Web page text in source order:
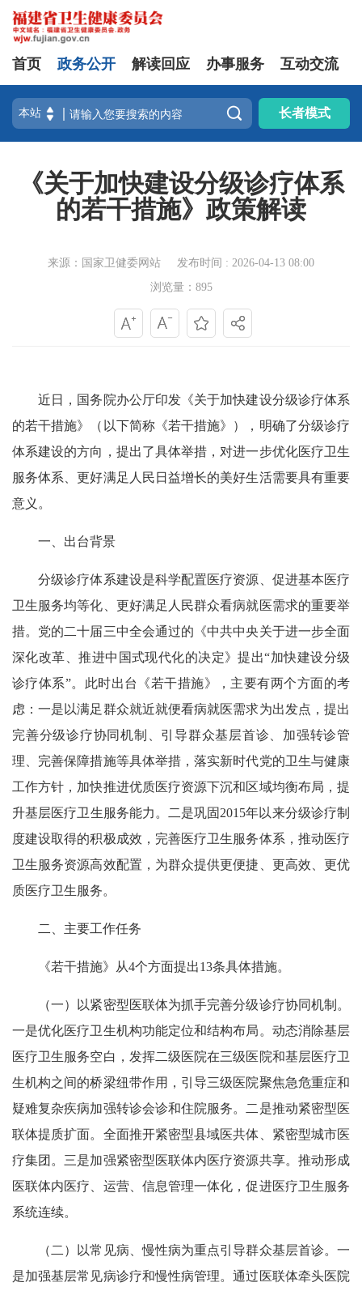
首页 政务公开 解读回应 办事服务 互动交流
 长者模式
《关于加快建设分级诊疗体系
的若干措施》政策解读
来源：国家卫健委网站
发布时间 : 2026-04-13 08:00
浏览量：895
近日，国务院办公厅印发《关于加快建设分级诊疗体系
的若干措施》（以下简称《若干措施》），明确了分级诊疗
体系建设的方向，提出了具体举措，对进一步优化医疗卫生
服务体系、更好满足人民日益增长的美好生活需要具有重要
意义。
一、出台背景
分级诊疗体系建设是科学配置医疗资源、促进基本医疗
卫生服务均等化、更好满足人民群众看病就医需求的重要举
措。党的二十届三中全会通过的《中共中央关于进一步全面
深化改革、推进中国式现代化的决定》提出“加快建设分级
诊疗体系”。此时出台《若干措施》，主要有两个方面的考
虑：一是以满足群众就近就便看病就医需求为出发点，提出
完善分级诊疗协同机制、引导群众基层首诊、加强转诊管
理、完善保障措施等具体举措，落实新时代党的卫生与健康
工作方针，加快推进优质医疗资源下沉和区域均衡布局，提
升基层医疗卫生服务能力。二是巩固2015年以来分级诊疗制
度建设取得的积极成效，完善医疗卫生服务体系，推动医疗
卫生服务资源高效配置，为群众提供更便捷、更高效、更优
质医疗卫生服务。
二、主要工作任务
《若干措施》从4个方面提出13条具体措施。
（一）以紧密型医联体为抓手完善分级诊疗协同机制。
一是优化医疗卫生机构功能定位和结构布局。动态消除基层
医疗卫生服务空白，发挥二级医院在三级医院和基层医疗卫
生机构之间的桥梁纽带作用，引导三级医院聚焦急危重症和
疑难复杂疾病加强转诊会诊和住院服务。二是推动紧密型医
联体提质扩面。全面推开紧密型县域医共体、紧密型城市医
疗集团。三是加强紧密型医联体内医疗资源共享。推动形成
医联体内医疗、运营、信息管理一体化，促进医疗卫生服务
系统连续。
（二）以常见病、慢性病为重点引导群众基层首诊。一
是加强基层常见病诊疗和慢性病管理。通过医联体牵头医院